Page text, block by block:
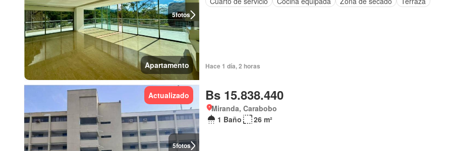
5fotos
Apartamento Hace 1 día, 2 horas
5fotos
Actualizado Bs 15.838.440
Miranda, Carabobo
1 Baño
26 m²